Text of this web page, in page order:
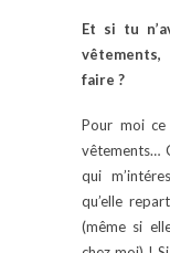
Et si tu
faire ?
Pour moi ce
vêtements…
qui
qu’elle
(même si